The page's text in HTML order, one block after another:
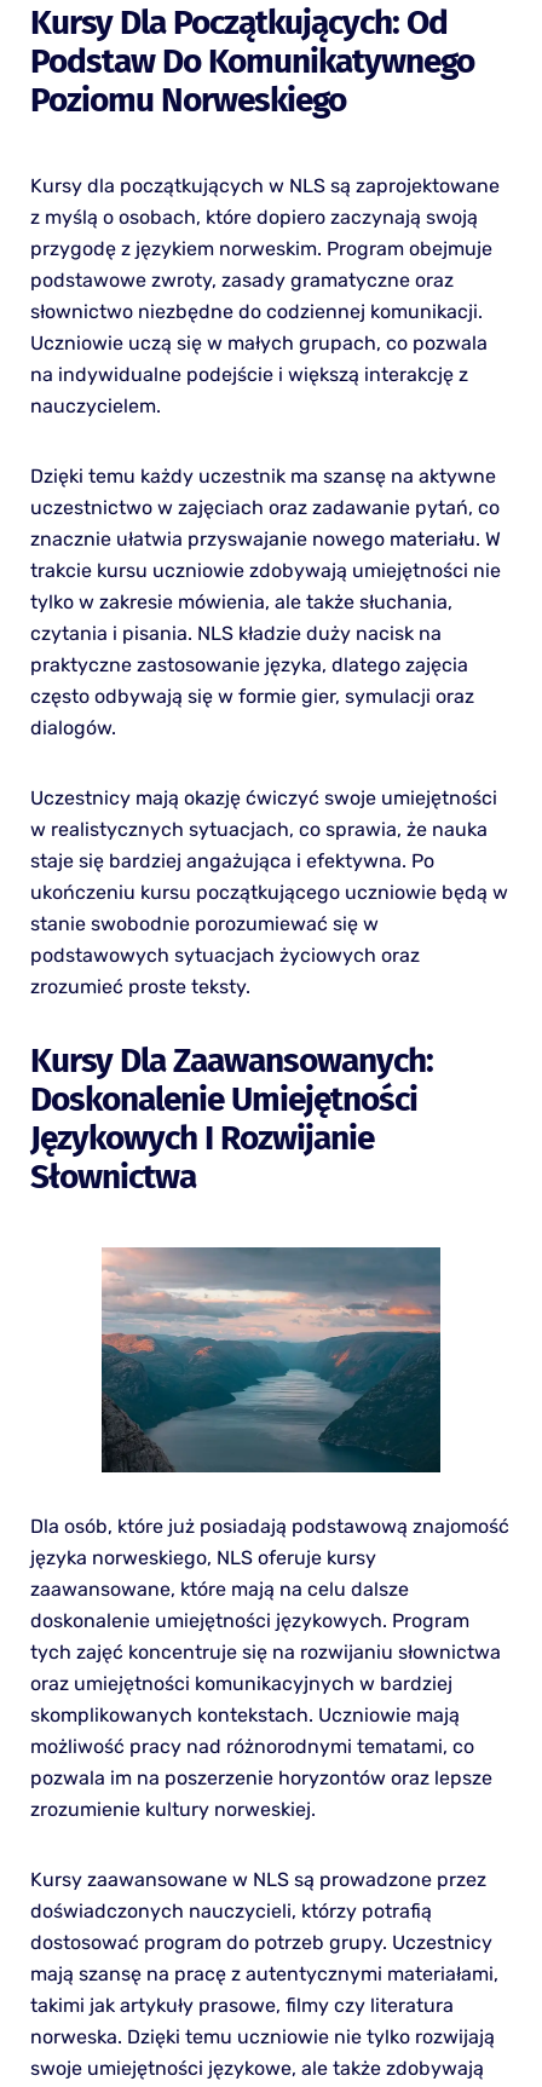
Kursy Dla Początkujących: Od
Podstaw Do Komunikatywnego
Poziomu Norweskiego
Kursy dla początkujących w NLS są zaprojektowane
z myślą o osobach, które dopiero zaczynają swoją
przygodę z językiem norweskim. Program obejmuje
podstawowe zwroty, zasady gramatyczne oraz
słownictwo niezbędne do codziennej komunikacji.
Uczniowie uczą się w małych grupach, co pozwala
na indywidualne podejście i większą interakcję z
nauczycielem.
Dzięki temu każdy uczestnik ma szansę na aktywne
uczestnictwo w zajęciach oraz zadawanie pytań, co
znacznie ułatwia przyswajanie nowego materiału. W
trakcie kursu uczniowie zdobywają umiejętności nie
tylko w zakresie mówienia, ale także słuchania,
czytania i pisania. NLS kładzie duży nacisk na
praktyczne zastosowanie języka, dlatego zajęcia
często odbywają się w formie gier, symulacji oraz
dialogów.
Uczestnicy mają okazję ćwiczyć swoje umiejętności
w realistycznych sytuacjach, co sprawia, że nauka
staje się bardziej angażująca i efektywna. Po
ukończeniu kursu początkującego uczniowie będą w
stanie swobodnie porozumiewać się w
podstawowych sytuacjach życiowych oraz
zrozumieć proste teksty.
Kursy Dla Zaawansowanych:
Doskonalenie Umiejętności
Językowych I Rozwijanie
Słownictwa
Dla osób, które już posiadają podstawową znajomość
języka norweskiego, NLS oferuje kursy
zaawansowane, które mają na celu dalsze
doskonalenie umiejętności językowych. Program
tych zajęć koncentruje się na rozwijaniu słownictwa
oraz umiejętności komunikacyjnych w bardziej
skomplikowanych kontekstach. Uczniowie mają
możliwość pracy nad różnorodnymi tematami, co
pozwala im na poszerzenie horyzontów oraz lepsze
zrozumienie kultury norweskiej.
Kursy zaawansowane w NLS są prowadzone przez
doświadczonych nauczycieli, którzy potrafią
dostosować program do potrzeb grupy. Uczestnicy
mają szansę na pracę z autentycznymi materiałami,
takimi jak artykuły prasowe, filmy czy literatura
norweska. Dzięki temu uczniowie nie tylko rozwijają
swoje umiejętności językowe, ale także zdobywają